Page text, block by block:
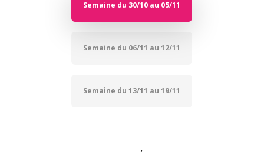
Semaine du 30/10 au 05/11
Semaine du 06/11 au 12/11
Semaine du 13/11 au 19/11